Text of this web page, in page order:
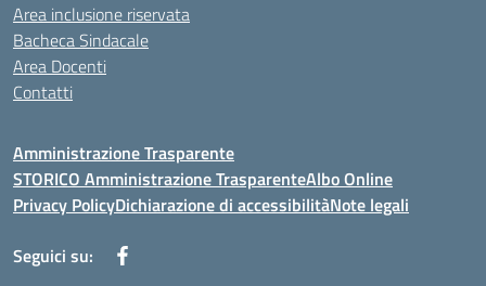
Area inclusione riservata
Bacheca Sindacale
Area Docenti
Contatti
Amministrazione Trasparente
STORICO Amministrazione TrasparenteAlbo Online
Privacy PolicyDichiarazione di accessibilitàNote legali
Seguici su: